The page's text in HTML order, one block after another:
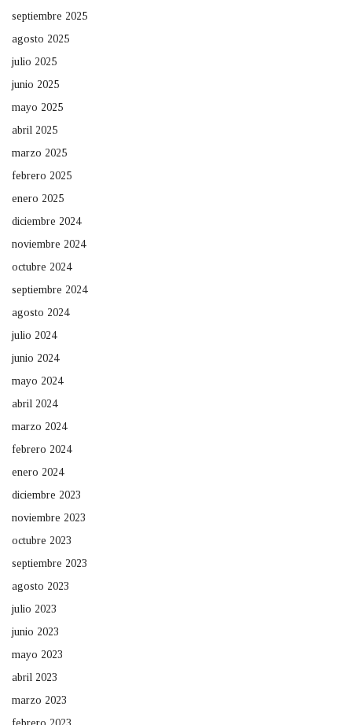
septiembre 2025
agosto 2025
julio 2025
junio 2025
mayo 2025
abril 2025
marzo 2025
febrero 2025
enero 2025
diciembre 2024
noviembre 2024
octubre 2024
septiembre 2024
agosto 2024
julio 2024
junio 2024
mayo 2024
abril 2024
marzo 2024
febrero 2024
enero 2024
diciembre 2023
noviembre 2023
octubre 2023
septiembre 2023
agosto 2023
julio 2023
junio 2023
mayo 2023
abril 2023
marzo 2023